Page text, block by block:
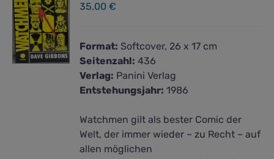
35,00€
Format: Softcover, 26 x 17 cm
Seitenzahl: 436
Verlag: Panini Verlag
Entstehungsjahr: 1986
Watchmen gilt als bester Comic der
Welt, der immer wieder – zu Recht – auf
allen möglichen